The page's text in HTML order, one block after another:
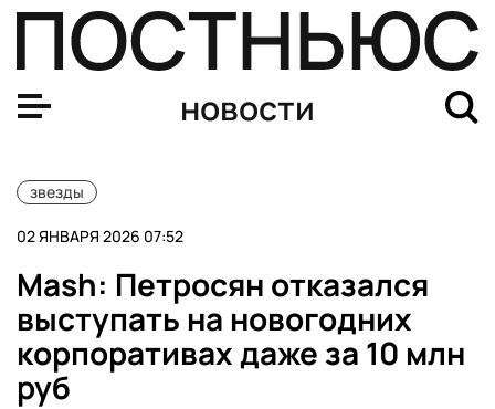
новости
звезды
02 ЯНВАРЯ 2026 07:52
Mash: Петросян отказался
выступать на новогодних
корпоративах даже за 10 млн
руб
Филипп Киркоров исполнил песню на стихи Марии